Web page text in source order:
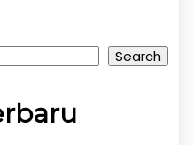
Search